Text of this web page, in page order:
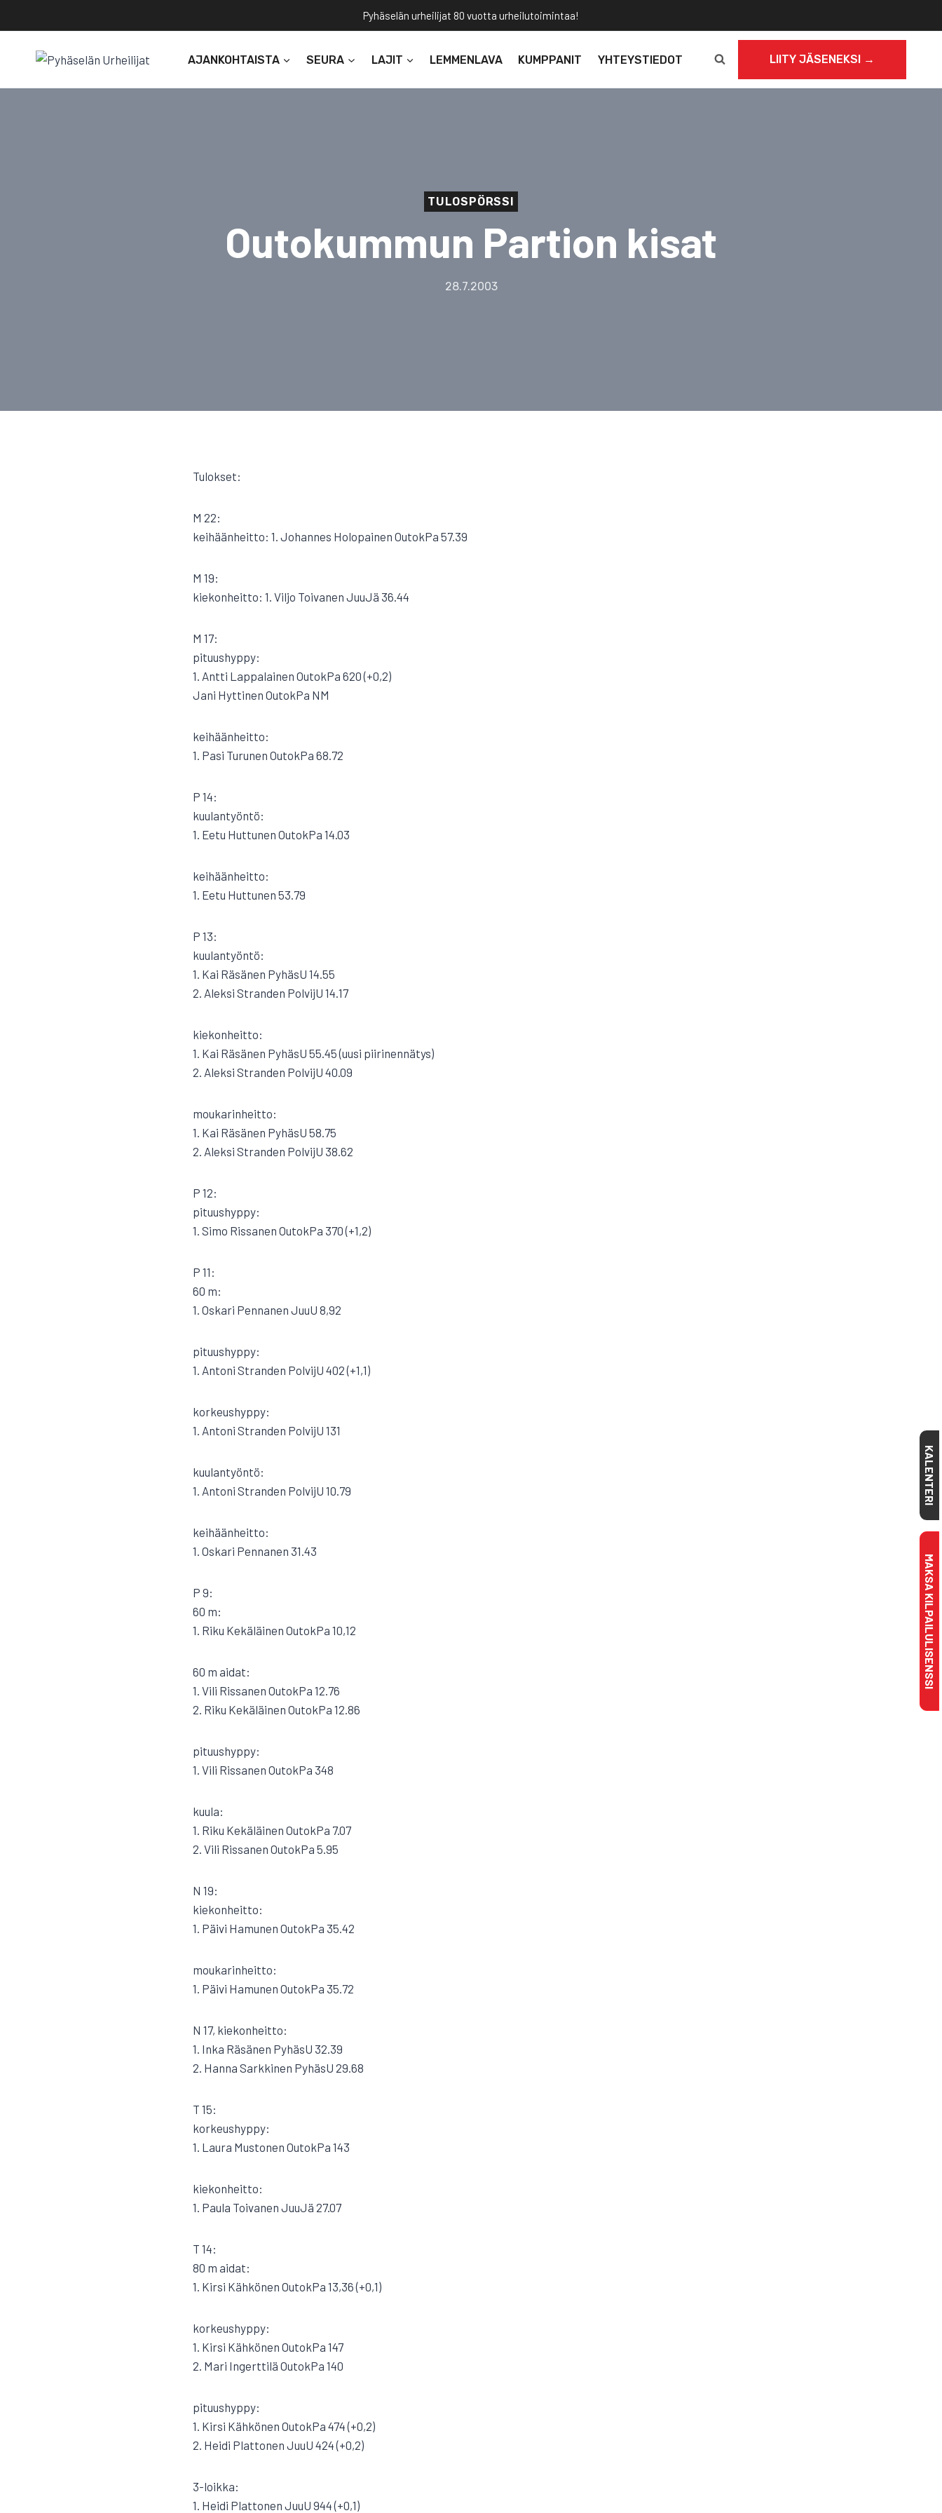
sisältöön
Pyhäselän urheilijat 80 vuotta urheilutoimintaa!
AJANKOHTAISTA SEURA LAJIT LEMMENLAVA KUMPPANIT YHTEYSTIEDOT LIITY JÄSENEKSI →
TULOSPÖRSSI
Outokummun Partion kisat
28.7.2003
Tulokset:
M 22:
keihäänheitto: 1. Johannes Holopainen OutokPa 57.39
M 19:
kiekonheitto: 1. Viljo Toivanen JuuJä 36.44
M 17:
pituushyppy:
1. Antti Lappalainen OutokPa 620 (+0,2)
Jani Hyttinen OutokPa NM
keihäänheitto:
1. Pasi Turunen OutokPa 68.72
P 14:
kuulantyöntö:
1. Eetu Huttunen OutokPa 14.03
keihäänheitto:
1. Eetu Huttunen 53.79
P 13:
kuulantyöntö:
1. Kai Räsänen PyhäsU 14.55
2. Aleksi Stranden PolvijU 14.17
kiekonheitto:
1. Kai Räsänen PyhäsU 55.45 (uusi piirinennätys)
2. Aleksi Stranden PolvijU 40.09
moukarinheitto:
1. Kai Räsänen PyhäsU 58.75
2. Aleksi Stranden PolvijU 38.62
P 12:
pituushyppy:
1. Simo Rissanen OutokPa 370 (+1,2)
P 11:
60 m:
1. Oskari Pennanen JuuU 8,92
pituushyppy:
1. Antoni Stranden PolvijU 402 (+1,1)
korkeushyppy:
1. Antoni Stranden PolvijU 131
kuulantyöntö:
1. Antoni Stranden PolvijU 10.79
keihäänheitto:
1. Oskari Pennanen 31.43
P 9:
60 m:
1. Riku Kekäläinen OutokPa 10,12
60 m aidat:
1. Vili Rissanen OutokPa 12.76
2. Riku Kekäläinen OutokPa 12.86
pituushyppy:
1. Vili Rissanen OutokPa 348
kuula:
1. Riku Kekäläinen OutokPa 7.07
2. Vili Rissanen OutokPa 5.95
N 19:
kiekonheitto:
1. Päivi Hamunen OutokPa 35.42
moukarinheitto:
1. Päivi Hamunen OutokPa 35.72
N 17, kiekonheitto:
1. Inka Räsänen PyhäsU 32.39
2. Hanna Sarkkinen PyhäsU 29.68
T 15:
korkeushyppy:
1. Laura Mustonen OutokPa 143
kiekonheitto:
1. Paula Toivanen JuuJä 27.07
T 14:
80 m aidat:
1. Kirsi Kähkönen OutokPa 13,36 (+0,1)
korkeushyppy:
1. Kirsi Kähkönen OutokPa 147
2. Mari Ingerttilä OutokPa 140
pituushyppy:
1. Kirsi Kähkönen OutokPa 474 (+0,2)
2. Heidi Plattonen JuuU 424 (+0,2)
3-loikka:
1. Heidi Plattonen JuuU 944 (+0,1)
KALENTERI
MAKSA KILPAILULISENSSI